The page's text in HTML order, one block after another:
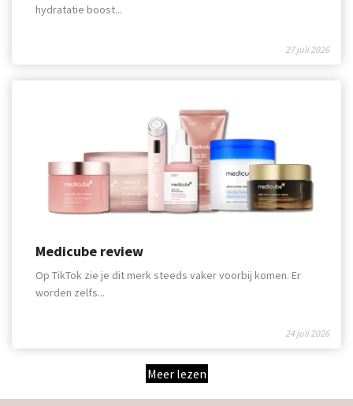
27 juli 2026
hydratatie boost...
Medicube review
24 juli 2026
Op TikTok zie je dit merk steeds vaker voorbij komen. Er
worden zelfs...
Meer lezen